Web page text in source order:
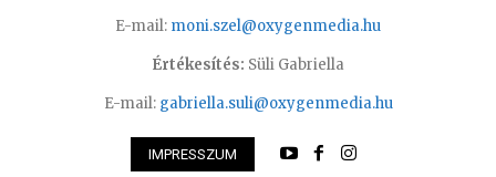
E-mail: moni.szel@oxygenmedia.hu
Értékesítés: Süli Gabriella
E-mail: gabriella.suli@oxygenmedia.hu
IMPRESSZUM